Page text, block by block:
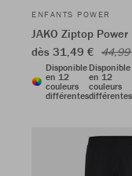
ENFANTS POWER
JAKO Ziptop Power
dès 31,49 € 44,99
Disponible
en 12
couleurs
différentes
Disponible
en 12
couleurs
différentes